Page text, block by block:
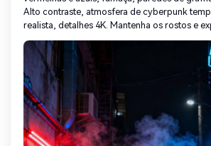
Alto contraste, atmosfera de cyberpunk
realista, detalhes 4K. Mantenha os rostos e